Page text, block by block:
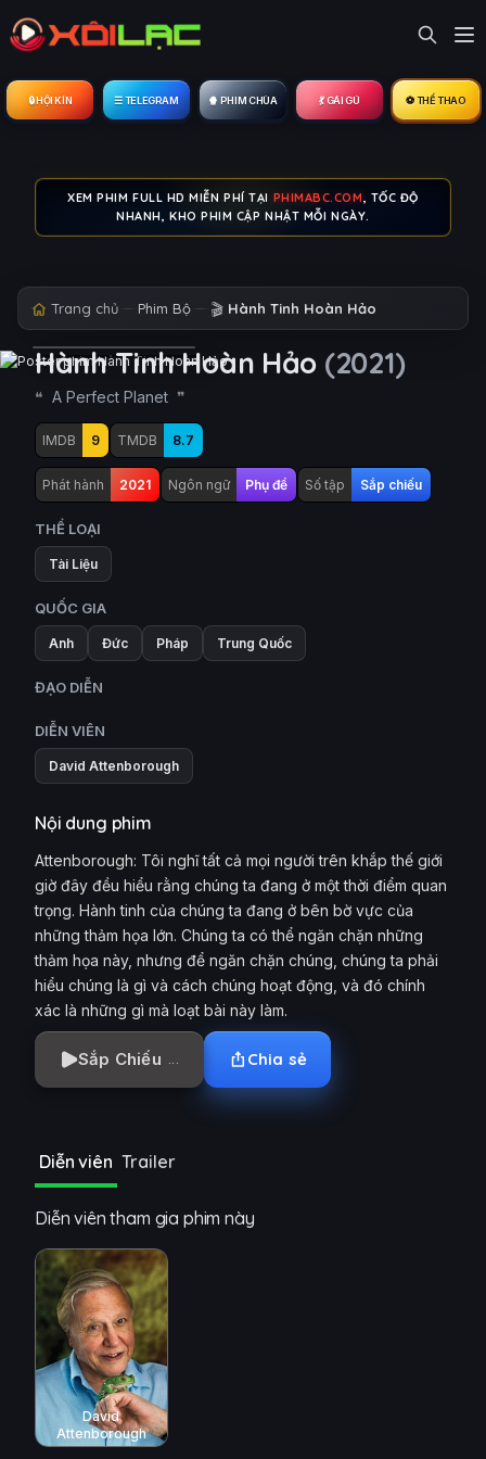
🔒︎ HỘI KÍN ☰ TELEGRAM 🍿 PHIM CHÙA 💃 GÁI GÚ ⚽ THỂ THAO
XEM PHIM FULL HD MIỄN PHÍ TẠI PHIMABC.COM, TỐC ĐỘ
NHANH, KHO PHIM CẬP NHẬT MỖI NGÀY.
Trang chủ Phim Bộ 🎬 Hành Tinh Hoàn Hảo
Hành Tinh Hoàn Hảo (2021)
A Perfect Planet
IMDB 9 TMDB 8.7
Phát hành 2021 Ngôn ngữ Phụ đề Số tập Sắp chiếu
THỂ LOẠI
Tài Liệu
QUỐC GIA
Anh Đức Pháp Trung Quốc
ĐẠO DIỄN
DIỄN VIÊN
David Attenborough
Nội dung phim
Attenborough: Tôi nghĩ tất cả mọi người trên khắp thế giới
giờ đây đều hiểu rằng chúng ta đang ở một thời điểm quan
trọng. Hành tinh của chúng ta đang ở bên bờ vực của
những thảm họa lớn. Chúng ta có thể ngăn chặn những
thảm họa này, nhưng để ngăn chặn chúng, chúng ta phải
hiểu chúng là gì và cách chúng hoạt động, và đó chính
xác là những gì mà loạt bài này làm.
Sắp Chiếu Chia sẻ
Diễn viên Trailer
Diễn viên tham gia phim này
David
Attenborough